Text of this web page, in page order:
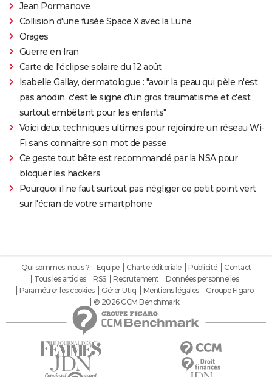
Jean Pormanove
Collision d'une fusée Space X avec la Lune
Orages
Guerre en Iran
Carte de l'éclipse solaire du 12 août
Isabelle Gallay, dermatologue : "avoir la peau qui pèle n'est
pas anodin, c'est le signe d'un gros traumatisme et c'est
surtout embêtant pour les enfants"
Voici deux techniques ultimes pour rejoindre un réseau Wi-
Fi sans connaitre son mot de passe
Ce geste tout bête est recommandé par la NSA pour
bloquer les hackers
Pourquoi il ne faut surtout pas négliger ce petit point vert
sur l'écran de votre smartphone
Qui sommes-nous ? Equipe Charte éditoriale Publicité
Contact
Tous les articles
RSS Recrutement
Données personnelles
Paramétrer les cookies
Gérer Utiq Mentions légales
Groupe Figaro
© 2026 CCM Benchmark